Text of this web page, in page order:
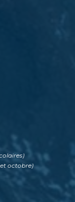
octobre)